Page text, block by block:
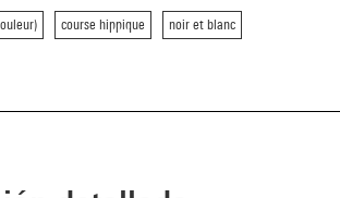
course hippique noir et blanc